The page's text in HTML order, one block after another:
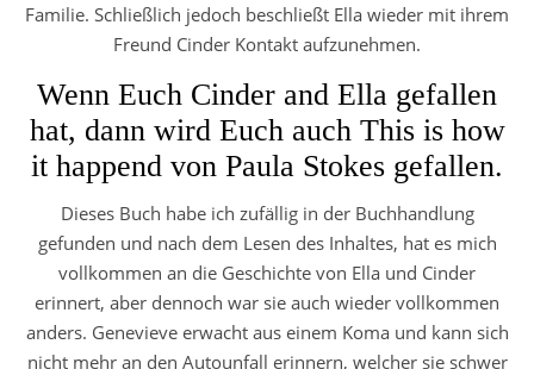
Familie. Schließlich jedoch beschließt Ella wieder mit ihrem
Freund Cinder Kontakt aufzunehmen.
Wenn Euch Cinder and Ella gefallen
hat, dann wird Euch auch This is how
it happend von Paula Stokes gefallen.
Dieses Buch habe ich zufällig in der Buchhandlung
gefunden und nach dem Lesen des Inhaltes, hat es mich
vollkommen an die Geschichte von Ella und Cinder
erinnert, aber dennoch war sie auch wieder vollkommen
anders. Genevieve erwacht aus einem Koma und kann sich
nicht mehr an den Autounfall erinnern, welcher sie schwer